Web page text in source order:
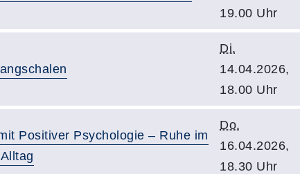
19.00 Uhr
Di.
14.04.2026,
18.00 Uhr
Positiver Psychologie – Ruhe im
Do.
16.04.2026,
18.30 Uhr